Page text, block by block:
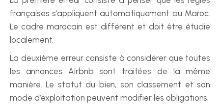
françaises s’appliquent automatiquement au Maroc.
Le cadre marocain est différent et doit être étudié
localement.
La deuxième erreur consiste à considérer que toutes
les annonces Airbnb sont traitées de la même
manière. Le statut du bien, son classement et son
mode d’exploitation peuvent modifier les obligations.